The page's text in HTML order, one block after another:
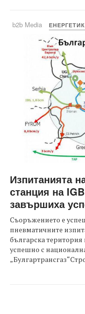
b2b Media
Изпитанията
станция на
завършиха
Съоръжението е
пневматичните
българска територия
успешно с